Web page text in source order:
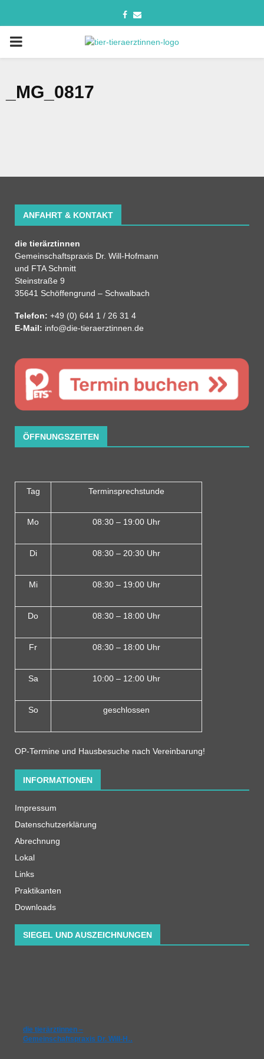
_MG_0817
ANFAHRT & KONTAKT
die tierärztinnen
Gemeinschaftspraxis Dr. Will-Hofmann
und FTA Schmitt
Steinstraße 9
35641 Schöffengrund – Schwalbach
Telefon: +49 (0) 644 1 / 26 31 4
E-Mail: info@die-tieraerztinnen.de
ÖFFNUNGSZEITEN
Tag Terminsprechstunde
Mo 08:30 – 19:00 Uhr
Di 08:30 – 20:30 Uhr
Mi 08:30 – 19:00 Uhr
Do 08:30 – 18:00 Uhr
Fr 08:30 – 18:00 Uhr
Sa 10:00 – 12:00 Uhr
So geschlossen
OP-Termine und Hausbesuche nach Vereinbarung!
INFORMATIONEN
Impressum
Datenschutzerklärung
Abrechnung
Lokal
Links
Praktikanten
Downloads
SIEGEL UND AUSZEICHNUNGEN
die tierärztinnen –
Gemeinschaftspraxis Dr. Will-H…